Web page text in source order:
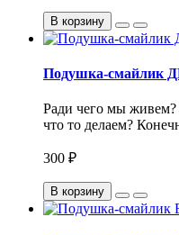
В корзину
Подушка-смайлик
Ради чего мы живем?
что то делаем?
300 ₽
В корзину